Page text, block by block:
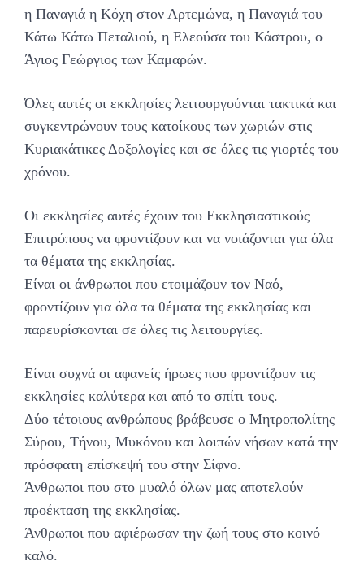
η Παναγιά η Κόχη στον Αρτεμώνα, η Παναγιά του
Κάτω Κάτω Πεταλιού, η Ελεούσα του Κάστρου, ο
Άγιος Γεώργιος των Καμαρών.
Όλες αυτές οι εκκλησίες λειτουργούνται τακτικά και
συγκεντρώνουν τους κατοίκους των χωριών στις
Κυριακάτικες Δοξολογίες και σε όλες τις γιορτές του
χρόνου.
Οι εκκλησίες αυτές έχουν του Εκκλησιαστικούς
Επιτρόπους να φροντίζουν και να νοιάζονται για όλα
τα θέματα της εκκλησίας.
Είναι οι άνθρωποι που ετοιμάζουν τον Ναό,
φροντίζουν για όλα τα θέματα της εκκλησίας και
παρευρίσκονται σε όλες τις λειτουργίες.
Είναι συχνά οι αφανείς ήρωες που φροντίζουν τις
εκκλησίες καλύτερα και από το σπίτι τους.
Δύο τέτοιους ανθρώπους βράβευσε ο Μητροπολίτης
Σύρου, Τήνου, Μυκόνου και λοιπών νήσων κατά την
πρόσφατη επίσκεψή του στην Σίφνο.
Άνθρωποι που στο μυαλό όλων μας αποτελούν
προέκταση της εκκλησίας.
Άνθρωποι που αφιέρωσαν την ζωή τους στο κοινό
καλό.